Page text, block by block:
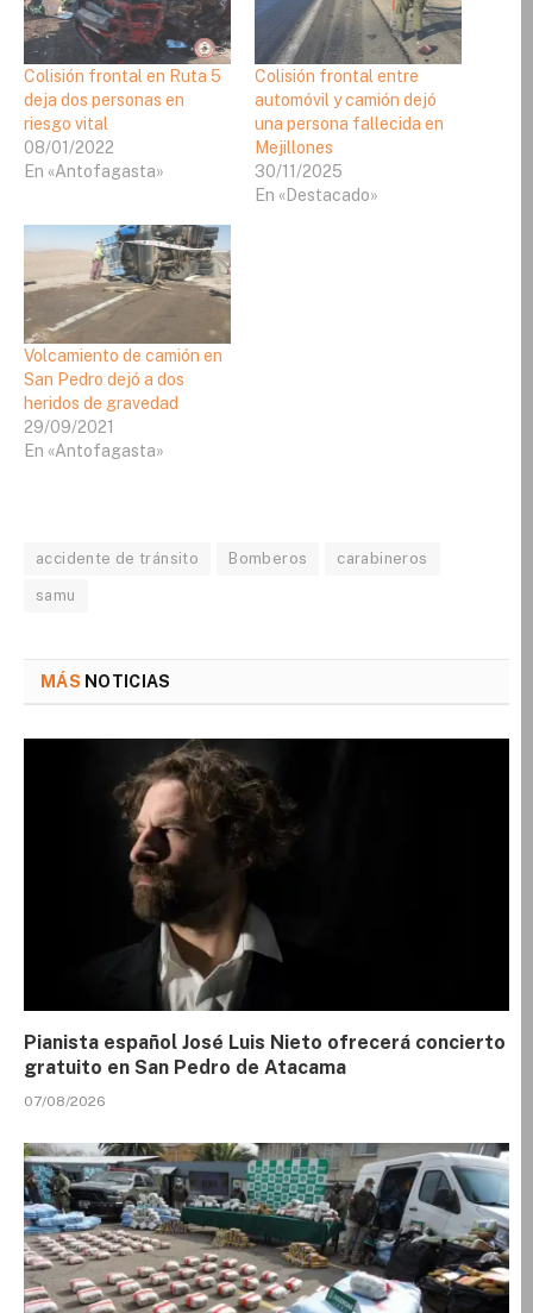
Colisión frontal en Ruta 5
deja dos personas en
riesgo vital
08/01/2022
En «Antofagasta»
Colisión frontal entre
automóvil y camión dejó
una persona fallecida en
Mejillones
30/11/2025
En «Destacado»
Volcamiento de camión en
San Pedro dejó a dos
heridos de gravedad
29/09/2021
En «Antofagasta»
accidente de tránsito Bomberos carabineros
samu
MÁS NOTICIAS
Pianista español José Luis Nieto ofrecerá concierto
gratuito en San Pedro de Atacama
07/08/2026